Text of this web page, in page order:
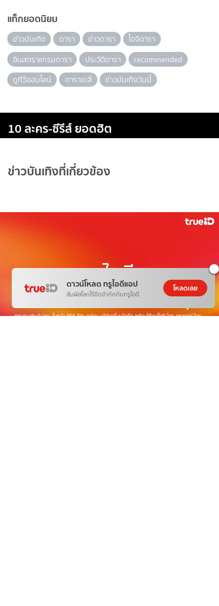
แท็กยอดนิยม
ข่าวบันเทิง ดารา ข่าวดารา
ไอจีดารา
อินสตราแกรมดารา
ประวัติดารา
recommended
ดูทีวีออนไลน์
ดาราเดลี่ ข่าวบันเทิงวันนี้
10 ละคร-ซีรีส์ ยอดฮิต
ข่าวบันเทิงที่เกี่ยวข้อง
ดาวน์โหลด ทรูไอดีแอป
สัมผัสโลกไร้ขีดจำกัดกับทรูไอดี
โหลดเลย